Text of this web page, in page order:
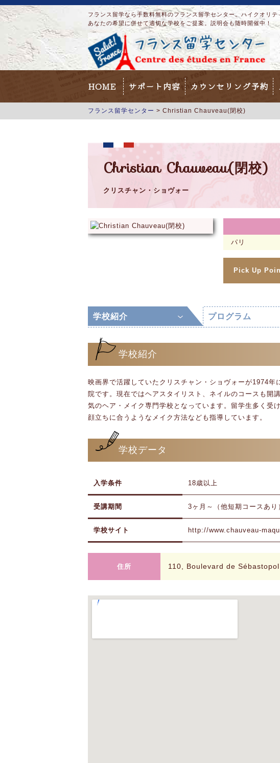
フランス留学なら手数料無料のフランス留学センター。ハイクオリテ
あなたの希望に併せて適切な学校をご提案。説明会も随時開催中！
HOME サポート内容 カウンセリング予約
フランス留学センター > Christian Chauveau(閉校)
Christian Chauveau(閉校)
クリスチャン・ショヴォー
パリ
Pick Up
学校紹介 プログラム
学校紹介
映画界で活躍していたクリスチャン・ショヴォーが1974年
院です。現在ではヘアスタイリスト、ネイルのコースも開
気のヘア・メイク専門学校となっています。留学生多く受
顔立ちに合うようなメイク方法なども指導しています。
学校データ
入学条件 18歳以上
受講期間 3ヶ月～（他短期コースあり
学校サイト http://www.chauveau-
住所 110, Boulevard de